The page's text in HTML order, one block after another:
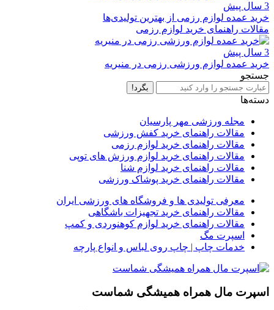
3 سال پیش
خرید عمده لوازم رزمی از بهترین تولیدی‌ها
مقالات راهنمای خرید لوازم رزمی
3 سال پیش
خرید عمده لوازم ورزشی رزمی در منیریه
جستجو
بگرد!
دسته‌ها
مجله ورزشی مهر پارسیان
مقالات راهنمای خرید کفش ورزشی
مقالات راهنمای خرید لوازم رزمی
مقالات راهنمای خرید لوازم ورزش های توپی
مقالات راهنمای خرید لوازم شنا
مقالات راهنمای خرید پوشاک ورزشی
معرفی تولیدی ها و فروشگاه های ورزشی ایران
مقالات راهنمای خرید تجهیزات باشگاهی
مقالات راهنمای خرید لوازم کوهنوردی و کمپ
اسپرت مگ
خدمات چاپ | چاپ روی لباس و انواع پارچه
اسپرت مال همراه همیشگی شماست